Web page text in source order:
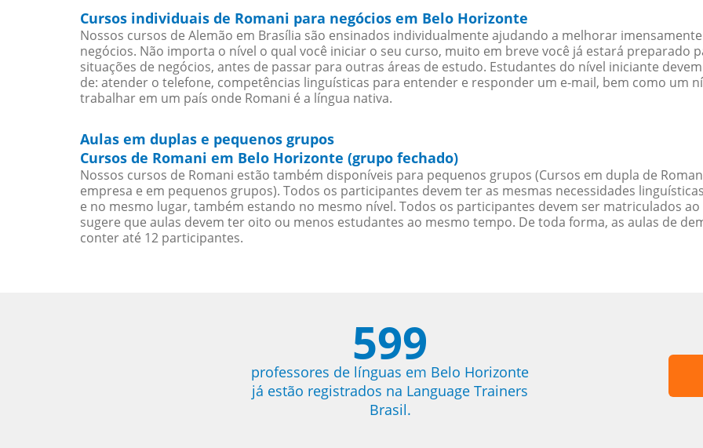
Cursos individuais de Romani para negócios em Belo Horizonte
Nossos cursos de Alemão em Brasília são ensinados individualmente ajudando a melhorar
negócios. Não importa o nível o qual você iniciar o seu curso, muito em breve você já estará preparado
situações de negócios, antes de passar para outras áreas de estudo. Estudantes do nível iniciante
de: atender o telefone, competências linguísticas para entender e responder um e-mail, bem como um
trabalhar em um país onde Romani é a língua nativa.
Aulas em duplas e pequenos grupos
Cursos de Romani em Belo Horizonte (grupo fechado)
Nossos cursos de Romani estão também disponíveis para pequenos grupos (Cursos em dupla de
empresa e em pequenos grupos). Todos os participantes devem ter as mesmas necessidades
e no mesmo lugar, também estando no mesmo nível. Todos os participantes devem ser matriculados
sugere que aulas devem ter oito ou menos estudantes ao mesmo tempo. De toda forma, as aulas de
conter até 12 participantes.
599
professores de línguas em Belo Horizonte
já estão registrados na Language Trainers
Brasil.